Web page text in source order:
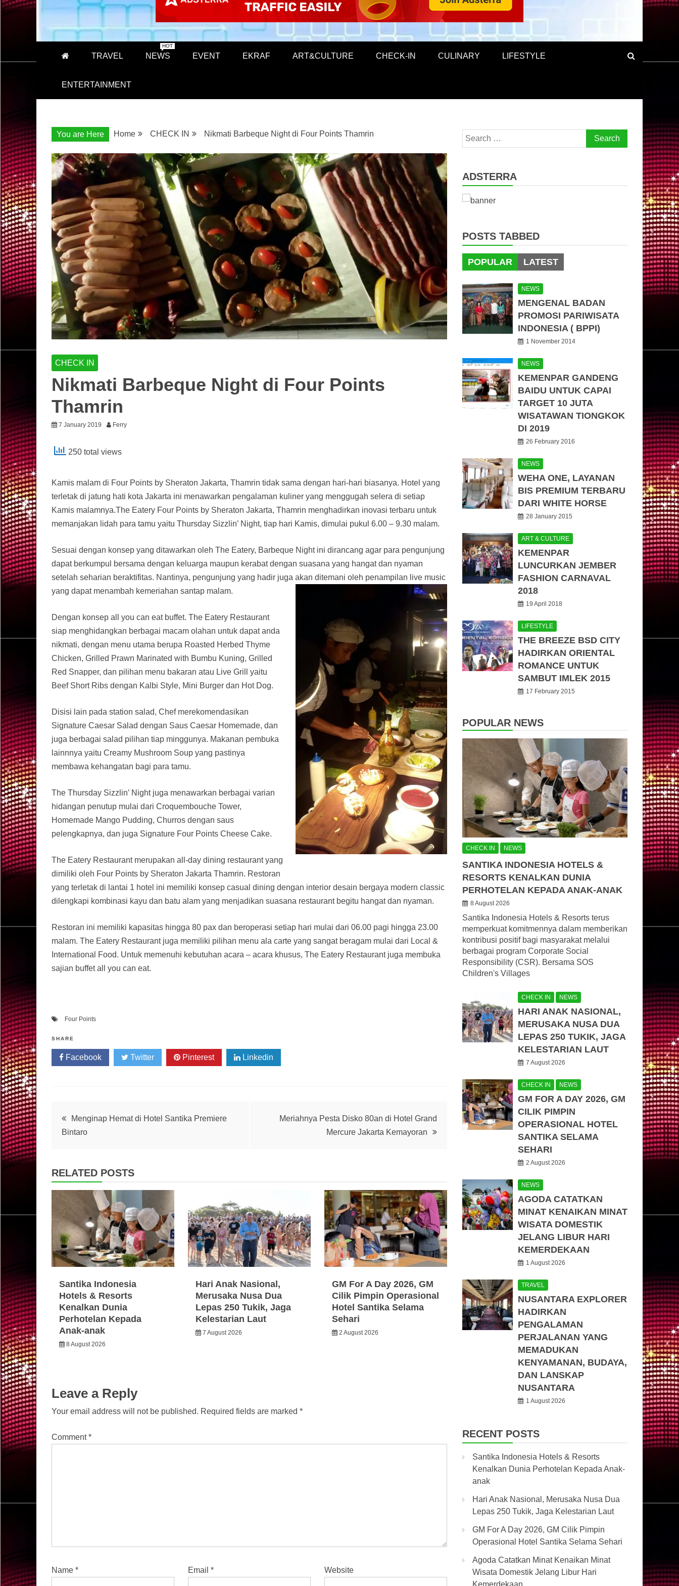
TRAVEL NEWS
HOT
EVENT EKRAF ART&CULTURE CHECK-IN CULINARY LIFESTYLE
ENTERTAINMENT
You are Here Home CHECK IN Nikmati Barbeque Night di Four Points Thamrin
CHECK IN
Nikmati Barbeque Night di Four Points
Thamrin
7 January 2019 Ferry
250 total views
Kamis malam di Four Points by Sheraton Jakarta, Thamrin tidak sama dengan hari-hari biasanya. Hotel yang
terletak di jatung hati kota Jakarta ini menawarkan pengalaman kuliner yang menggugah selera di setiap
Kamis malamnya.The Eatery Four Points by Sheraton Jakarta, Thamrin menghadirkan inovasi terbaru untuk
memanjakan lidah para tamu yaitu Thursday Sizzlin’ Night, tiap hari Kamis, dimulai pukul 6.00 – 9.30 malam.
Sesuai dengan konsep yang ditawarkan oleh The Eatery, Barbeque Night ini dirancang agar para pengunjung
dapat berkumpul bersama dengan keluarga maupun kerabat dengan suasana yang hangat dan nyaman
setelah seharian beraktifitas. Nantinya, pengunjung yang hadir juga akan ditemani oleh penampilan live music
yang dapat menambah kemeriahan santap malam.
Dengan konsep all you can eat buffet. The Eatery Restaurant
siap menghidangkan berbagai macam olahan untuk dapat anda
nikmati, dengan menu utama berupa Roasted Herbed Thyme
Chicken, Grilled Prawn Marinated with Bumbu Kuning, Grilled
Red Snapper, dan pilihan menu bakaran atau Live Grill yaitu
Beef Short Ribs dengan Kalbi Style, Mini Burger dan Hot Dog.
Disisi lain pada station salad, Chef merekomendasikan
Signature Caesar Salad dengan Saus Caesar Homemade, dan
juga berbagai salad pilihan tiap minggunya. Makanan pembuka
lainnnya yaitu Creamy Mushroom Soup yang pastinya
membawa kehangatan bagi para tamu.
The Thursday Sizzlin’ Night juga menawarkan berbagai varian
hidangan penutup mulai dari Croquembouche Tower,
Homemade Mango Pudding, Churros dengan saus
pelengkapnya, dan juga Signature Four Points Cheese Cake.
The Eatery Restaurant merupakan all-day dining restaurant yang
dimiliki oleh Four Points by Sheraton Jakarta Thamrin. Restoran
yang terletak di lantai 1 hotel ini memiliki konsep casual dining dengan interior desain bergaya modern classic
dilengkapi kombinasi kayu dan batu alam yang menjadikan suasana restaurant begitu hangat dan nyaman.
Restoran ini memiliki kapasitas hingga 80 pax dan beroperasi setiap hari mulai dari 06.00 pagi hingga 23.00
malam. The Eatery Restaurant juga memiliki pilihan menu ala carte yang sangat beragam mulai dari Local &
International Food. Untuk memenuhi kebutuhan acara – acara khusus, The Eatery Restaurant juga membuka
sajian buffet all you can eat.
Four Points
SHARE
Facebook Twitter Pinterest Linkedin
PostMenginap Hemat di Hotel Santika Premiere
Bintaro
Meriahnya Pesta Disko 80an di Hotel Grand
Mercure Jakarta Kemayoran
RELATED POSTS
Santika Indonesia
Hotels & Resorts
Kenalkan Dunia
Perhotelan Kepada
Anak-anak
8 August 2026
Hari Anak Nasional,
Merusaka Nusa Dua
Lepas 250 Tukik, Jaga
Kelestarian Laut
7 August 2026
GM For A Day 2026, GM
Cilik Pimpin Operasional
Hotel Santika Selama
Sehari
2 August 2026
Leave a Reply
Your email address will not be published. Required fields are marked *
Comment*
Name * Email* Website
Search
for:
ADSTERRA
POSTS TABBED
POPULAR LATEST
NEWS
MENGENAL BADAN
PROMOSI PARIWISATA
INDONESIA ( BPPI)
1 November 2014
NEWS
KEMENPAR GANDENG
BAIDU UNTUK CAPAI
TARGET 10 JUTA
WISATAWAN TIONGKOK
DI 2019
26 February 2016
NEWS
WEHA ONE, LAYANAN
BIS PREMIUM TERBARU
DARI WHITE HORSE
28 January 2015
ART & CULTURE
KEMENPAR
LUNCURKAN JEMBER
FASHION CARNAVAL
2018
19 April 2018
LIFESTYLE
THE BREEZE BSD CITY
HADIRKAN ORIENTAL
ROMANCE UNTUK
SAMBUT IMLEK 2015
17 February 2015
POPULAR NEWS
CHECK IN NEWS
SANTIKA INDONESIA HOTELS &
RESORTS KENALKAN DUNIA
PERHOTELAN KEPADA ANAK-ANAK
8 August 2026
Santika Indonesia Hotels & Resorts terus
memperkuat komitmennya dalam memberikan
kontribusi positif bagi masyarakat melalui
berbagai program Corporate Social
Responsibility (CSR). Bersama SOS
Children's Villages
CHECK IN NEWS
HARI ANAK NASIONAL,
MERUSAKA NUSA DUA
LEPAS 250 TUKIK, JAGA
KELESTARIAN LAUT
7 August 2026
CHECK IN NEWS
GM FOR A DAY 2026, GM
CILIK PIMPIN
OPERASIONAL HOTEL
SANTIKA SELAMA
SEHARI
2 August 2026
NEWS
AGODA CATATKAN
MINAT KENAIKAN MINAT
WISATA DOMESTIK
JELANG LIBUR HARI
KEMERDEKAAN
1 August 2026
TRAVEL
NUSANTARA EXPLORER
HADIRKAN
PENGALAMAN
PERJALANAN YANG
MEMADUKAN
KENYAMANAN, BUDAYA,
DAN LANSKAP
NUSANTARA
1 August 2026
RECENT POSTS
Santika Indonesia Hotels & Resorts
Kenalkan Dunia Perhotelan Kepada Anak-
anak
Hari Anak Nasional, Merusaka Nusa Dua
Lepas 250 Tukik, Jaga Kelestarian Laut
GM For A Day 2026, GM Cilik Pimpin
Operasional Hotel Santika Selama Sehari
Agoda Catatkan Minat Kenaikan Minat
Wisata Domestik Jelang Libur Hari